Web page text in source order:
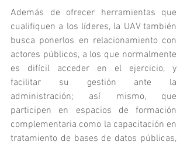
Además de ofrecer herramientas que
cualifiquen a los líderes, la UAV también
busca ponerlos en relacionamiento con
actores públicos, a los que normalmente
es difícil acceder en el ejercicio, y
facilitar su gestión ante la
administración; así mismo, que
participen en espacios de formación
complementaria como la capacitación en
tratamiento de bases de datos públicas,